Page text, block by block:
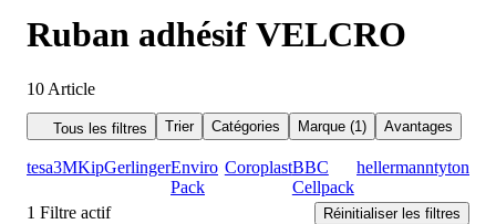
Ruban adhésif VELCRO
10 Article
Tous les filtres Trier Catégories Marque (1) Avantages
tesa3MKipGerlingerEnviro
Pack
CoroplastBBC
Cellpack
hellermanntyton
1 Filtre actif Réinitialiser les filtres